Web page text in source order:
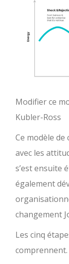
Modifier ce
Kubler-Ross
Ce modèle
avec les
s’est ensuite
également
changement
Les cinq
comprennent.